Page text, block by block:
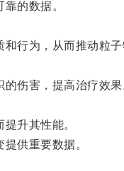
的数据。
为，从而推动粒子
伤害，提高治疗效果
升其性能。
供重要数据。